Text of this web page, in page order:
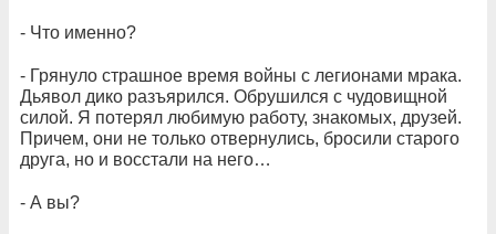
- Что именно?
- Грянуло страшное время войны с легионами мрака.
Дьявол дико разъярился. Обрушился с чудовищной
силой. Я потерял любимую работу, знакомых, друзей.
Причем, они не только отвернулись, бросили старого
друга, но и восстали на него…
- А вы?